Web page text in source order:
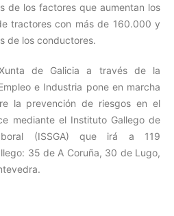
de los factores que aumentan los
tractores con más de 160.000 y
de los conductores.
de Galicia a través de la
e Industria pone en marcha
la prevención de riesgos en el
mediante el Instituto Gallego de
(ISSGA) que irá a 119
35 de A Coruña, 30 de Lugo,